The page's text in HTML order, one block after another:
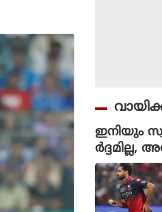
ഇനിയും
ന്തോഷം
കുമാർ